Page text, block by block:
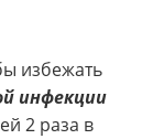
избежать
инфекции
2 раза в